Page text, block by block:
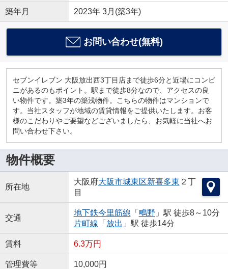
築年月 2023年 3月(築3年)
お問い合わせ(無料)
セブンイレブン 大阪放出西3丁目店まで徒歩6分と近場にコンビ
ニがあるのもポイント。駅まで徒歩8分なので、アクセスの良
い物件です。築3年の築浅物件。こちらの物件はマンションで
す。当社スタッフが地域の賃貸情報をご提供いたします。お客
様のこだわりやご要望などございましたら、お気軽に当社へお
問い合わせ下さい。
物件概要
所在地
大阪府大阪市城東区新喜多東 ２丁
目
交通
地下鉄今里筋線 「 鴫野 」駅 徒歩8～10分
片町線 「 放出 」駅 徒歩14分
賃料 6.3万円
管理費等 10,000円